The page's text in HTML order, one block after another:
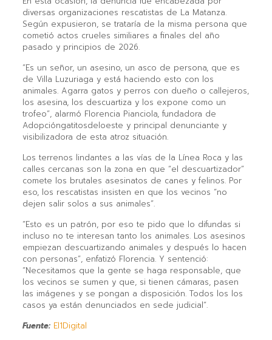
diversas organizaciones rescatistas de La Matanza.
Según expusieron, se trataría de la misma persona que
cometió actos crueles similiares a finales del año
pasado y principios de 2026.
“Es un señor, un asesino, un asco de persona, que es
de Villa Luzuriaga y está haciendo esto con los
animales. Agarra gatos y perros con dueño o callejeros,
los asesina, los descuartiza y los expone como un
trofeo”, alarmó Florencia Pianciola, fundadora de
Adopcióngatitosdeloeste y principal denunciante y
visibilizadora de esta atroz situación.
Los terrenos lindantes a las vías de la Línea Roca y las
calles cercanas son la zona en que “el descuartizador”
comete los brutales asesinatos de canes y felinos. Por
eso, los rescatistas insisten en que los vecinos “no
dejen salir solos a sus animales”.
“Esto es un patrón, por eso te pido que lo difundas si
incluso no te interesan tanto los animales. Los asesinos
empiezan descuartizando animales y después lo hacen
con personas”, enfatizó Florencia. Y sentenció:
“Necesitamos que la gente se haga responsable, que
los vecinos se sumen y que, si tienen cámaras, pasen
las imágenes y se pongan a disposición. Todos los los
casos ya están denunciados en sede judicial”.
Fuente: El1Digital